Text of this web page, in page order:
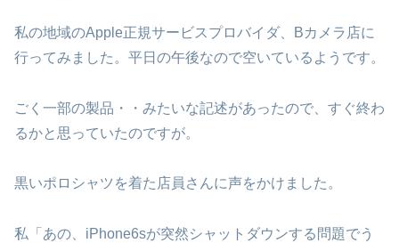
私の地域のApple正規サービスプロバイダ、Bカメラ店に
行ってみました。平日の午後なので空いているようです。
ごく一部の製品・・みたいな記述があったので、すぐ終わ
るかと思っていたのですが。
黒いポロシャツを着た店員さんに声をかけました。
私「あの、iPhone6sが突然シャットダウンする問題でう